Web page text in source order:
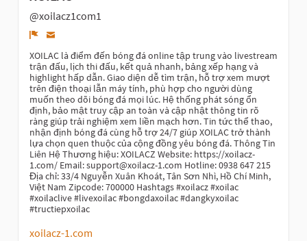
@xoilacz1com1
Denunciar
XOILAC là điểm đến bóng đá online tập trung vào livestream
trận đấu, lịch thi đấu, kết quả nhanh, bảng xếp hạng và
highlight hấp dẫn. Giao diện dễ tìm trận, hỗ trợ xem mượt
trên điện thoại lẫn máy tính, phù hợp cho người dùng
muốn theo dõi bóng đá mọi lúc. Hệ thống phát sóng ổn
định, bảo mật truy cập an toàn và cập nhật thông tin rõ
ràng giúp trải nghiệm xem liền mạch hơn. Tin tức thể thao,
nhận định bóng đá cùng hỗ trợ 24/7 giúp XOILAC trở thành
lựa chọn quen thuộc của cộng đồng yêu bóng đá. Thông Tin
Liên Hệ Thương hiệu: XOILACZ Website: https://xoilacz-
1.com/ Email: support@xoilacz-1.com Hotline: 0938 647 215
Địa chỉ: 33/4 Nguyễn Xuân Khoát, Tân Sơn Nhì, Hồ Chí Minh,
Việt Nam Zipcode: 700000 Hashtags #xoilacz #xoilac
#xoilaclive #livexoilac #bongdaxoilac #dangkyxoilac
#tructiepxoilac
xoilacz-1.com